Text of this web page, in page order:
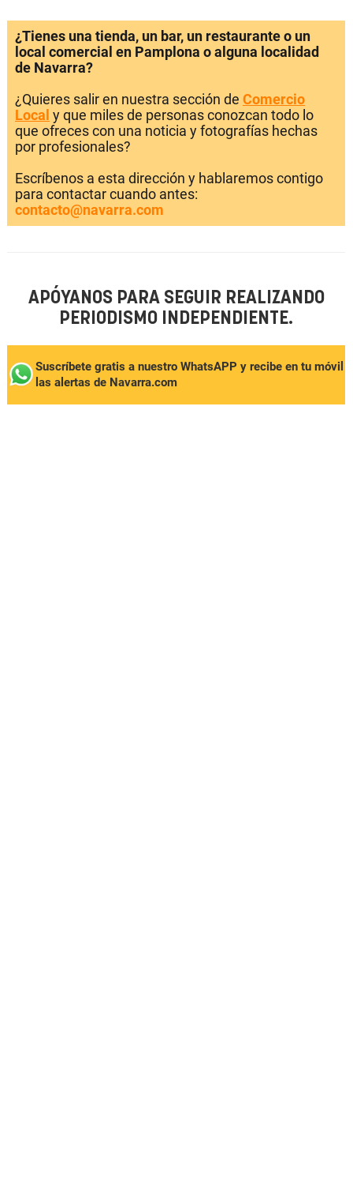
¿Tienes una tienda, un bar, un restaurante o un
local comercial en Pamplona o alguna localidad
de Navarra?
¿Quieres salir en nuestra sección de Comercio
Local y que miles de personas conozcan todo lo
que ofreces con una noticia y fotografías hechas
por profesionales?
Escríbenos a esta dirección y hablaremos contigo
para contactar cuando antes:
contacto@navarra.com
APÓYANOS PARA SEGUIR REALIZANDO
PERIODISMO INDEPENDIENTE.
Suscríbete gratis a nuestro WhatsAPP y recibe en tu móvil
las alertas de Navarra.com